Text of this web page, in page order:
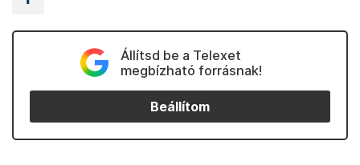
Állítsd be a Telexet
megbízható forrásnak!
Beállítom